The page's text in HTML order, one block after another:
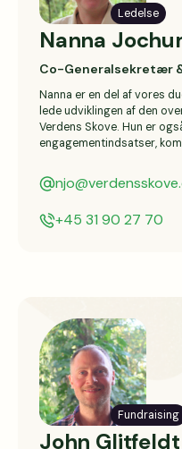
Ledelse
Nanna
Co-Generalsekretær
Nanna er en del af vores
lede udviklingen af den
Verdens Skove. Hun er
engagementindsatser,
+45 31 90 27 70
Fundraising
John Glitfeldt